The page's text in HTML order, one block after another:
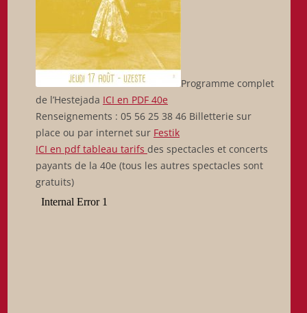
Programme complet
de l’Hestejada ICI en PDF 40e
Renseignements : 05 56 25 38 46 Billetterie sur
place ou par internet sur Festik
ICI en pdf tableau tarifs des spectacles et concerts
payants de la 40e (tous les autres spectacles sont
gratuits)